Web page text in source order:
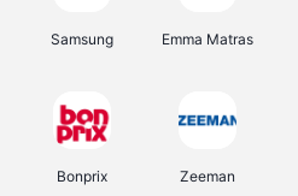
Samsung Emma Matras
Bonprix Zeeman